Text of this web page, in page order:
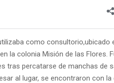
como consultorio,ubicado
la colonia Misión de las Flores.
tras percatarse de manchas de
al lugar, se encontraron con